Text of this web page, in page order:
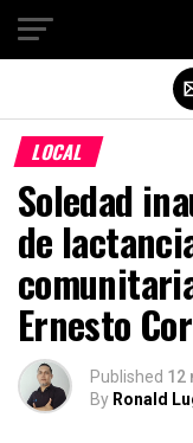
LOCAL
Soledad
de
Ernesto
Published 12
By Ronald